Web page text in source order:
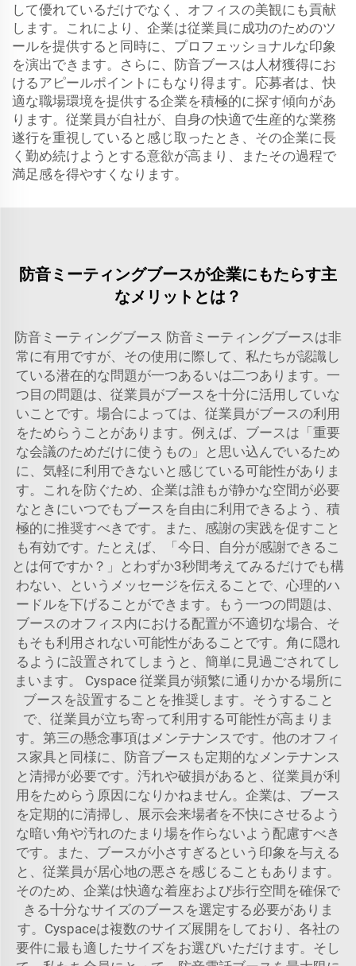
して優れているだけでなく、オフィスの美観にも貢献
します。これにより、企業は従業員に成功のためのツ
ールを提供すると同時に、プロフェッショナルな印象
を演出できます。さらに、防音ブースは人材獲得にお
けるアピールポイントにもなり得ます。応募者は、快
適な職場環境を提供する企業を積極的に探す傾向があ
ります。従業員が自社が、自身の快適で生産的な業務
遂行を重視していると感じ取ったとき、その企業に長
く勤め続けようとする意欲が高まり、またその過程で
満足感を得やすくなります。
防音ミーティングブースが企業にもたらす主
なメリットとは？
防音ミーティングブース 防音ミーティングブースは非
常に有用ですが、その使用に際して、私たちが認識し
ている潜在的な問題が一つあるいは二つあります。一
つ目の問題は、従業員がブースを十分に活用していな
いことです。場合によっては、従業員がブースの利用
をためらうことがあります。例えば、ブースは「重要
な会議のためだけに使うもの」と思い込んでいるため
に、気軽に利用できないと感じている可能性がありま
す。これを防ぐため、企業は誰もが静かな空間が必要
なときにいつでもブースを自由に利用できるよう、積
極的に推奨すべきです。また、感謝の実践を促すこと
も有効です。たとえば、「今日、自分が感謝できるこ
とは何ですか？」とわずか3秒間考えてみるだけでも構
わない、というメッセージを伝えることで、心理的ハ
ードルを下げることができます。もう一つの問題は、
ブースのオフィス内における配置が不適切な場合、そ
もそも利用されない可能性があることです。角に隠れ
るように設置されてしまうと、簡単に見過ごされてし
まいます。 Cyspace 従業員が頻繁に通りかかる場所に
ブースを設置することを推奨します。そうすること
で、従業員が立ち寄って利用する可能性が高まりま
す。第三の懸念事項はメンテナンスです。他のオフィ
ス家具と同様に、防音ブースも定期的なメンテナンス
と清掃が必要です。汚れや破損があると、従業員が利
用をためらう原因になりかねません。企業は、ブース
を定期的に清掃し、展示会来場者を不快にさせるよう
な暗い角や汚れのたまり場を作らないよう配慮すべき
です。また、ブースが小さすぎるという印象を与える
と、従業員が居心地の悪さを感じることもあります。
そのため、企業は快適な着座および歩行空間を確保で
きる十分なサイズのブースを選定する必要がありま
す。Cyspaceは複数のサイズ展開をしており、各社の
要件に最も適したサイズをお選びいただけます。そし